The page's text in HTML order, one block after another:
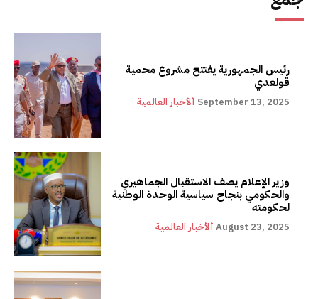
رئيس الجمهورية يفتتح مشروع محمية
قولعدي
ألأخبار العالمية September 13, 2025
وزير الإعلام يصف الاستقبال الجماهيري
والحكومي بنجاح سياسية الوحدة الوطنية
لحكومته
ألأخبار العالمية August 23, 2025